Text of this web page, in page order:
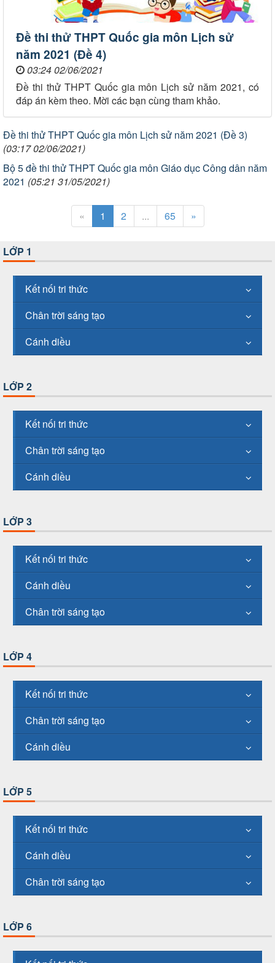
Đề thi thử THPT Quốc gia môn Lịch sử
năm 2021 (Đề 4)
03:24 02/06/2021
Đề thi thử THPT Quốc gia môn Lịch sử năm 2021, có
đáp án kèm theo. Mời các bạn cùng tham khảo.
Đề thi thử THPT Quốc gia môn Lịch sử năm 2021 (Đề 3)
(03:17 02/06/2021)
Bộ 5 đề thi thử THPT Quốc gia môn Giáo dục Công dân năm
2021 (05:21 31/05/2021)
« 1 2 ... 65 »
LỚP 1
Kết nối tri thức
Chân trời sáng tạo
Cánh diều
LỚP 2
Kết nối tri thức
Chân trời sáng tạo
Cánh diều
LỚP 3
Kết nối tri thức
Cánh diều
Chân trời sáng tạo
LỚP 4
Kết nối tri thức
Chân trời sáng tạo
Cánh diều
LỚP 5
Kết nối tri thức
Cánh diều
Chân trời sáng tạo
LỚP 6